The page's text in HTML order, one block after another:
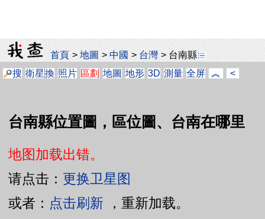
首頁 >地圖 >中國 > 台灣 > 台南縣
搜 衛星換 照片 區劃 地圖 地形 3D 測量 全屏 ︽ <
台南縣位置圖，區位圖、台南在哪里
地图加载出错。
请点击： 更换卫星图
或者： 点击刷新 ，重新加载。